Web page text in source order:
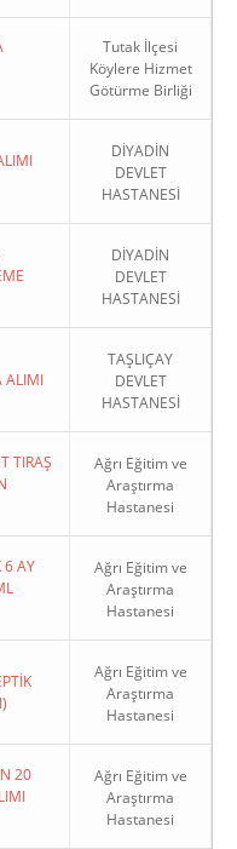
Tutak İlçesi
Köylere Hizmet
Götürme Birliği
DİYADİN
DEVLET
HASTANESİ
DİYADİN
DEVLET
HASTANESİ
ALIMI
TAŞLIÇAY
DEVLET
HASTANESİ
TIRAŞ
Ağrı Eğitim ve
Araştırma
Hastanesi
6 AY
Ağrı Eğitim ve
Araştırma
Hastanesi
Ağrı Eğitim ve
Araştırma
Hastanesi
20
Ağrı Eğitim ve
Araştırma
Hastanesi